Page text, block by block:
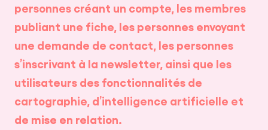
personnes créant un compte, les membres
publiant une fiche, les personnes envoyant
une demande de contact, les personnes
s’inscrivant à la newsletter, ainsi que les
utilisateurs des fonctionnalités de
cartographie, d’intelligence artificielle et
de mise en relation.